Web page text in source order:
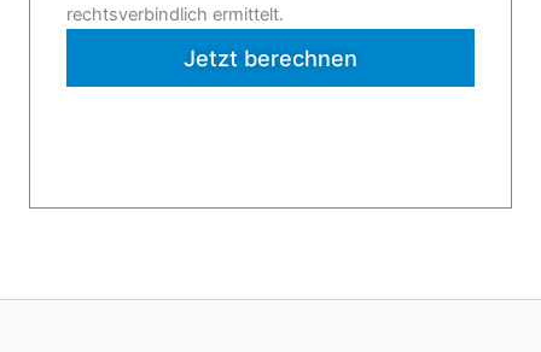
rechtsverbindlich ermittelt.
Jetzt berechnen